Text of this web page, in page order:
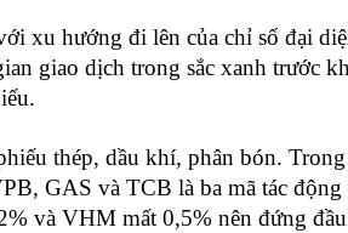
xu hướng đi lên của chỉ số đại
giao dịch trong sắc xanh trước
thép, dầu khí, phân bón.
GAS và TCB là ba mã tác
và VHM mất 0,5% nên đứng